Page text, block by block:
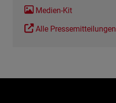
Medien-Kit
Alle Pressemitteilungen